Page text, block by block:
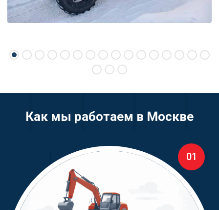
Как мы работаем в Москве
01